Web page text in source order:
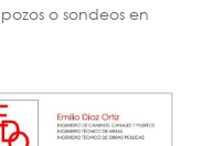
o sondeos en